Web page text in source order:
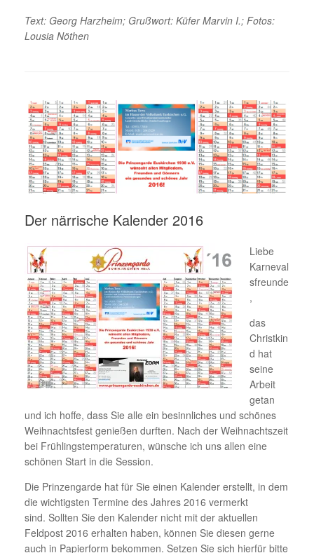
Text: Georg Harzheim; Grußwort: Küfer Marvin I.; Fotos:
Lousia Nöthen
Der närrische Kalender 2016
Liebe
Karneval
sfreunde
,
das
Christkin
d hat
seine
Arbeit
getan
und ich hoffe, dass Sie alle ein besinnliches und schönes
Weihnachtsfest genießen durften. Nach der Weihnachtszeit
bei Frühlingstemperaturen, wünsche ich uns allen eine
schönen Start in die Session.
Die Prinzengarde hat für Sie einen Kalender erstellt, in dem
die wichtigsten Termine des Jahres 2016 vermerkt
sind. Sollten Sie den Kalender nicht mit der aktuellen
Feldpost 2016 erhalten haben, können Sie diesen gerne
auch in Papierform bekommen. Setzen Sie sich hierfür bitte